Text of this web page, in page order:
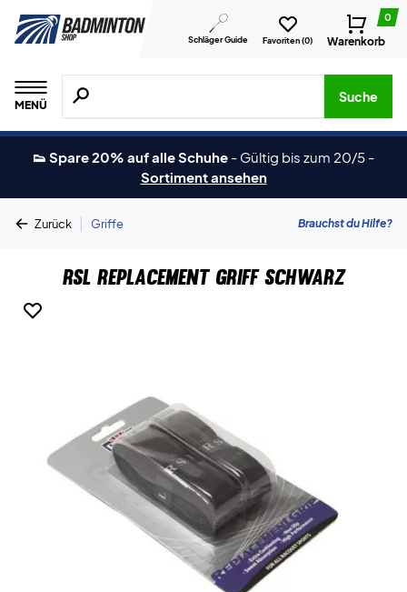
Schläger Guide Favoriten (0)
0
Warenkorb
MENÜ
Suche nach Produkten, Marken usw.
Suche
👟 Spare 20% auf alle Schuhe - Gültig bis zum 20/5 -
Sortiment ansehen
Zurück | Griffe Brauchst du Hilfe?
RSL Replacement Griff Schwarz